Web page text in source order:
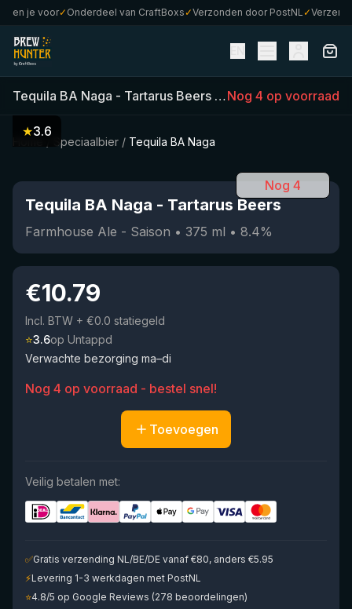
je voor✓Onderdeel van CraftBoxs✓Verzonden door PostNL✓
Tequila BA Naga - Tartarus Beers 375ml) •8.4%•
Nog 4 op voorraad
Speciaalbier / Tequila BA Naga
★3.6
Nog 4
Tequila BA Naga - Tartarus Beers
Farmhouse Ale - Saison • 375 ml • 8.4%
€10.79
Incl. BTW + €0.0 statiegeld
⭐3.6op Untappd
Verwachte bezorging ma–di
Nog 4 op voorraad - bestel snel!
Toevoegen
Veilig betalen met:
✅Gratis verzending NL/BE/DE vanaf €80, anders €5.95
⚡Levering 1-3 werkdagen met PostNL
⭐4.8/5 op Google Reviews (278 beoordelingen)